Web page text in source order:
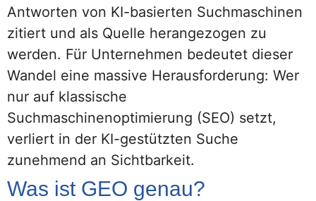
Antworten von KI-basierten Suchmaschinen
zitiert und als Quelle herangezogen zu
werden. Für Unternehmen bedeutet dieser
Wandel eine massive Herausforderung: Wer
nur auf klassische
Suchmaschinenoptimierung (SEO) setzt,
verliert in der KI-gestützten Suche
zunehmend an Sichtbarkeit.
Was ist GEO genau?